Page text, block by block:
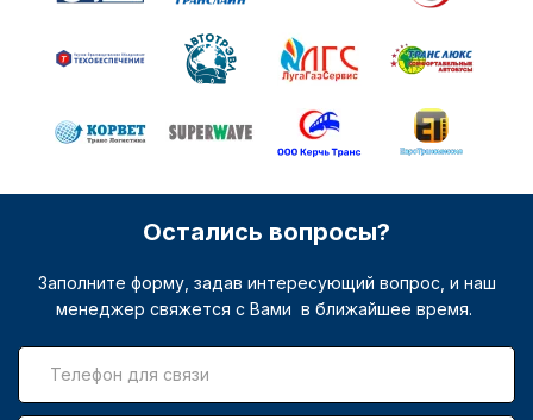
Остались вопросы?
Заполните форму, задав интересующий вопрос, и наш
менеджер свяжется с Вами в ближайшее время.